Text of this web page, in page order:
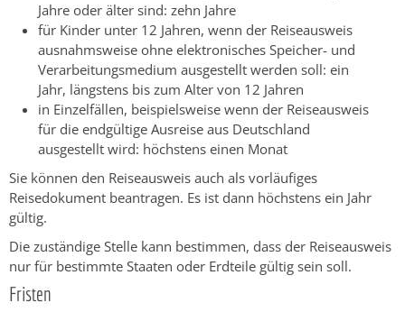
Jahre oder älter sind: zehn Jahre
für Kinder unter 12 Jahren, wenn der Reiseausweis
ausnahmsweise ohne elektronisches Speicher- und
Verarbeitungsmedium ausgestellt werden soll: ein
Jahr, längstens bis zum Alter von 12 Jahren
in Einzelfällen, beispielsweise wenn der Reiseausweis
für die endgültige Ausreise aus Deutschland
ausgestellt wird: höchstens einen Monat
Sie können den Reiseausweis auch als vorläufiges
Reisedokument beantragen. Es ist dann höchstens ein Jahr
gültig.
Die zuständige Stelle kann bestimmen, dass der Reiseausweis
nur für bestimmte Staaten oder Erdteile gültig sein soll.
Fristen